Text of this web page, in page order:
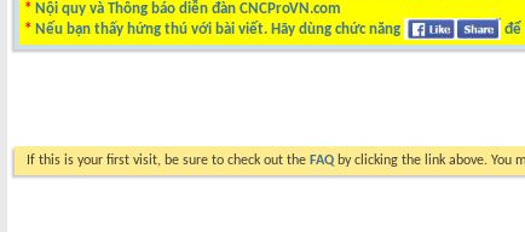
* Nội quy và Thông báo diễn đàn CNCProVN.com
* Nếu bạn thấy hứng thú với bài viết. Hãy dùng chức năng để
If this is your first visit, be sure to check out the FAQ by clicking the link above. You